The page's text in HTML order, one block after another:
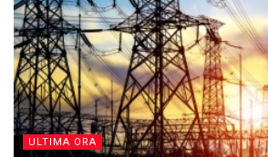
ULTIMA ORA